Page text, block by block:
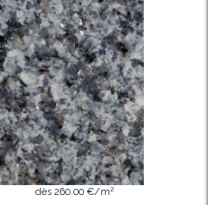
dès 260.00 €/m²